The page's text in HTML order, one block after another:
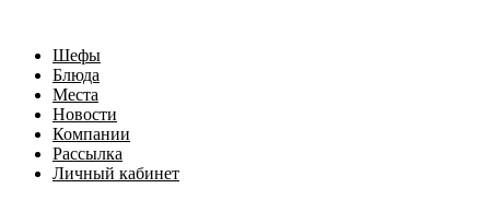
Шефы
Блюда
Места
Новости
Компании
Рассылка
Личный кабинет